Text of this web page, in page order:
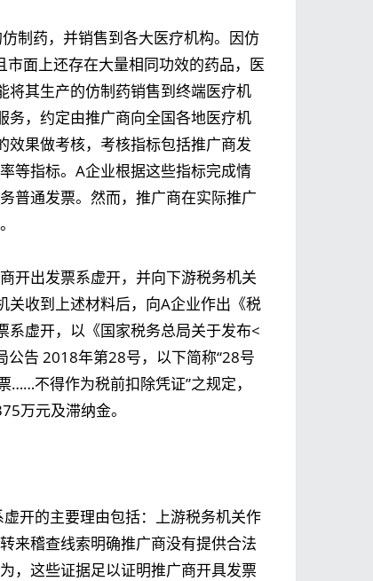
制药，并销售到各大医疗机构。因仿
面上还存在大量相同功效的药品，医
将其生产的仿制药销售到终端医疗机
务，约定由推广商向全国各地医疗机
效果做考核，考核指标包括推广商发
等指标。A企业根据这些指标完成情
普通发票。然而，推广商在实际推广
开出发票系虚开，并向下游税务机关
关收到上述材料后，向A企业作出《税
系虚开，以《国家税务总局关于发布<
告 2018年第28号，以下简称“28号
不得作为税前扣除凭证”之规定，
万元及滞纳金。
开的主要理由包括：上游税务机关作
来稽查线索明确推广商没有提供合法
，这些证据足以证明推广商开具发票